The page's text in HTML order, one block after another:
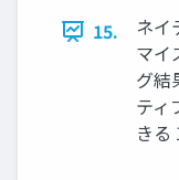
15.
ネイ
マイ
グ結
ティ
きる